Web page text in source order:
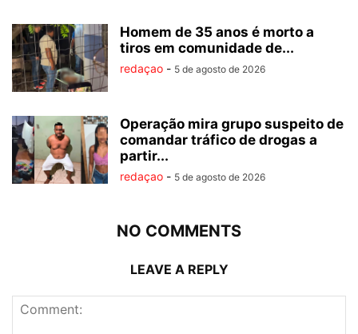
Homem de 35 anos é morto a
tiros em comunidade de...
redaçao - 5 de agosto de 2026
Operação mira grupo suspeito de
comandar tráfico de drogas a
partir...
redaçao - 5 de agosto de 2026
NO COMMENTS
LEAVE A REPLY